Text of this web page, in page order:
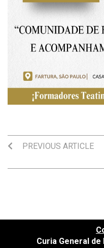
PREVIOUS ARTICLE
Curia General